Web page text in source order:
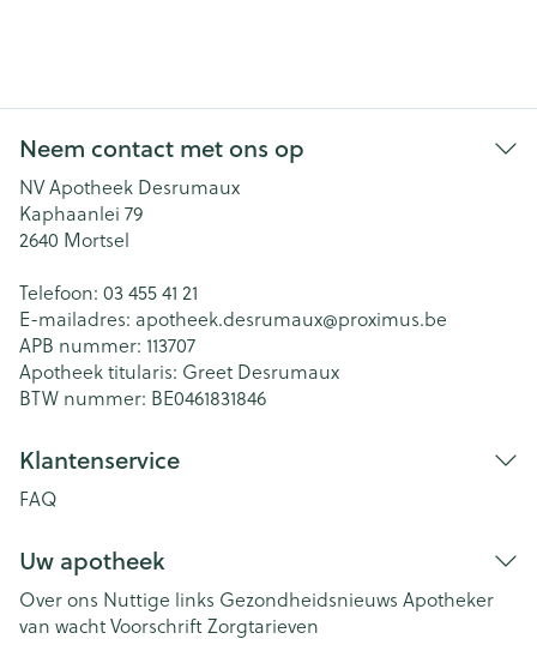
Neem contact met ons op
NV Apotheek Desrumaux
Kaphaanlei 79
2640 Mortsel
Telefoon: 03 455 41 21
E-mailadres: apotheek.desrumaux@proximus.be
APB nummer: 113707
Apotheek titularis: Greet Desrumaux
BTW nummer: BE0461831846
Klantenservice
FAQ
Uw apotheek
Over ons Nuttige links Gezondheidsnieuws Apotheker
van wachtVoorschriftZorgtarieven